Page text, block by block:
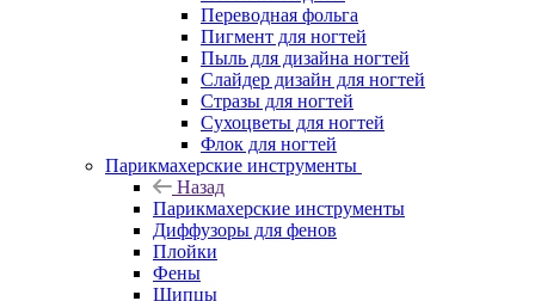
Переводная фольга
Пигмент для ногтей
Пыль для дизайна ногтей
Слайдер дизайн для ногтей
Стразы для ногтей
Сухоцветы для ногтей
Флок для ногтей
Парикмахерские инструменты
Назад
Парикмахерские инструменты
Диффузоры для фенов
Плойки
Фены
Щипцы